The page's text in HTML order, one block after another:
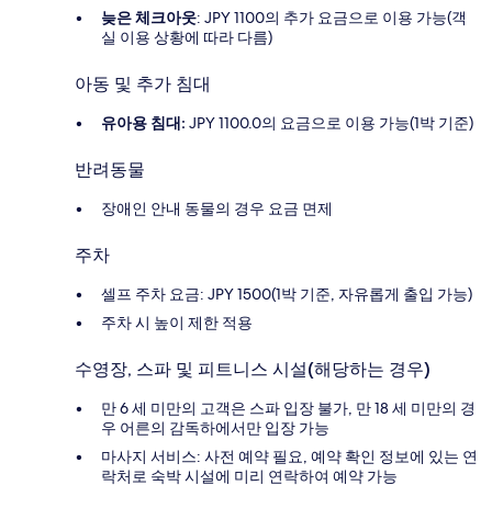
늦은 체크아웃: JPY 1100의 추가 요금으로 이용 가능(객
실 이용 상황에 따라 다름)
아동 및 추가 침대
유아용 침대: JPY 1100.0의 요금으로 이용 가능(1박 기준)
반려동물
장애인 안내 동물의 경우 요금 면제
주차
셀프 주차 요금: JPY 1500(1박 기준, 자유롭게 출입 가능)
주차 시 높이 제한 적용
수영장, 스파 및 피트니스 시설(해당하는 경우)
만 6 세 미만의 고객은 스파 입장 불가, 만 18 세 미만의 경
우 어른의 감독하에서만 입장 가능
마사지 서비스: 사전 예약 필요, 예약 확인 정보에 있는 연
락처로 숙박 시설에 미리 연락하여 예약 가능